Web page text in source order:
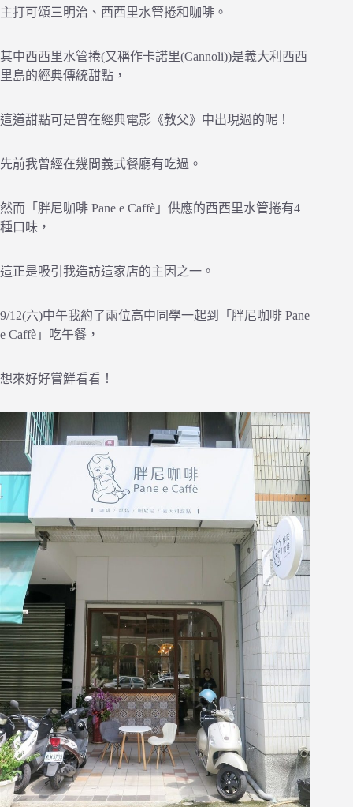
主打可頌三明治、西西里水管捲和咖啡。
其中西西里水管捲(又稱作卡諾里(Cannoli))是義大利西西
里島的經典傳統甜點，
這道甜點可是曾在經典電影《教父》中出現過的呢！
先前我曾經在幾間義式餐廳有吃過。
然而「胖尼咖啡 Pane e Caffè」供應的西西里水管捲有4
種口味，
這正是吸引我造訪這家店的主因之一。
9/12(六)中午我約了兩位高中同學一起到「胖尼咖啡 Pane
e Caffè」吃午餐，
想來好好嘗鮮看看！